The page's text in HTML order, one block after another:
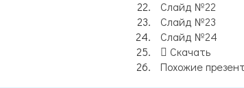
Слайд №22
Слайд №23
Слайд №24
Скачать
Похожие